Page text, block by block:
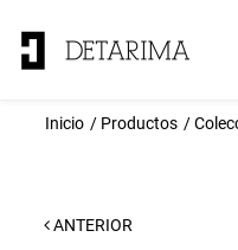
Inicio Productos
ANTERIOR